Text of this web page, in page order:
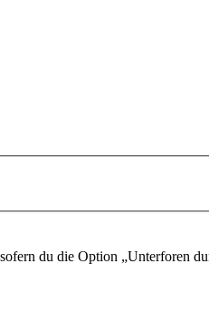
du die Option „Unterforen